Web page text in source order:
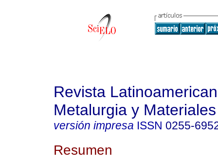
Revista
Metalurgia y Materiales
versión impresa ISSN 0255-
Resumen